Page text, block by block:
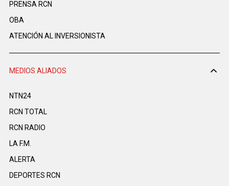
PRENSA RCN
OBA
ATENCIÓN AL INVERSIONISTA
MEDIOS ALIADOS
NTN24
RCN TOTAL
RCN RADIO
LA F.M.
ALERTA
DEPORTES RCN